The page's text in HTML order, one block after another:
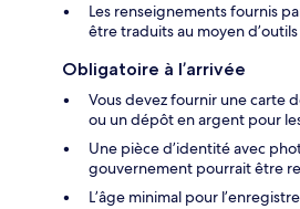
Les renseignements fournis
être traduits au moyen
Obligatoire à l’arrivée
Vous devez fournir une carte
ou un dépôt en argent pour
Une pièce d’identité avec
gouvernement pourrait être
L’âge minimal pour